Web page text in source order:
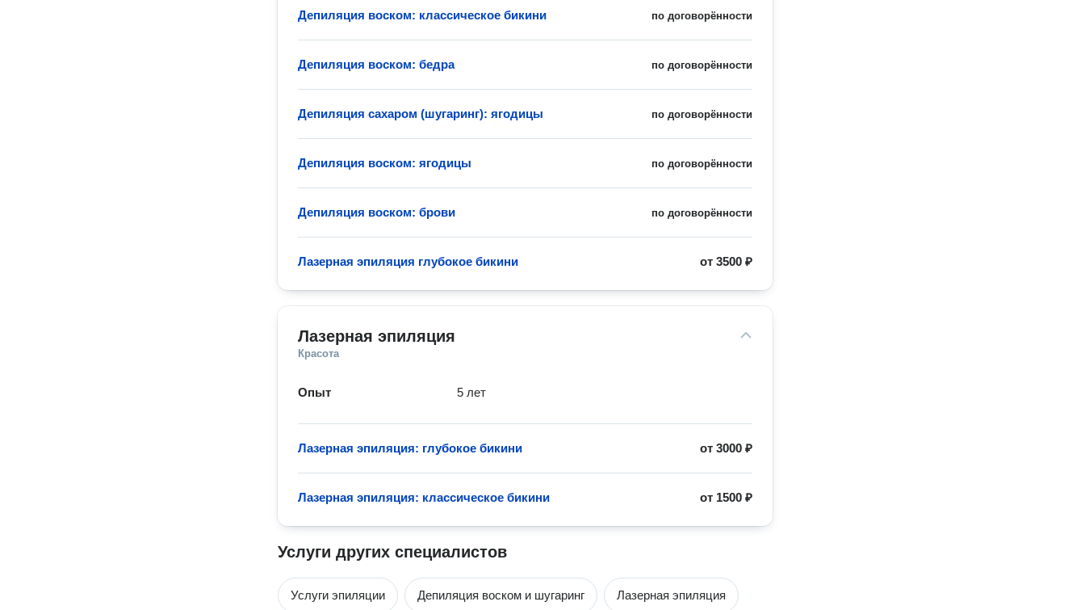
по договорённости
Депиляция воском: классическое бикини
по договорённости
Депиляция воском: бедра
по договорённости
Депиляция сахаром (шугаринг): ягодицы
по договорённости
Депиляция воском: ягодицы
по договорённости
Депиляция воском: брови
от3500 ₽
Лазерная эпиляция глубокое бикини
Лазерная эпиляция
Красота
Опыт 5 лет
от3000 ₽
Лазерная эпиляция: глубокое бикини
от 1500 ₽
Лазерная эпиляция: классическое бикини
Услуги других специалистов
Услуги эпиляции Депиляция воском и шугаринг Лазерная эпиляция